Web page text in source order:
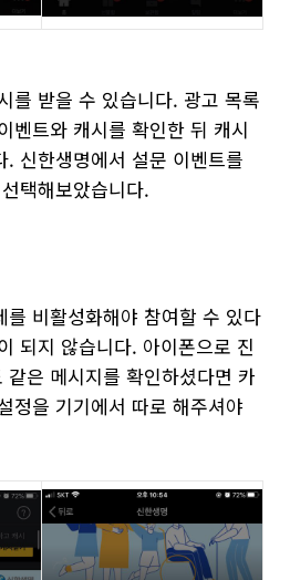
를 받을 수 있습니다. 광고 목록
벤트와 캐시를 확인한 뒤 캐시
. 신한생명에서 설문 이벤트를
택해보았습니다.
를 비활성화해야 참여할 수 있다
되지 않습니다. 아이폰으로 진
은 메시지를 확인하셨다면 카
정을 기기에서 따로 해주셔야